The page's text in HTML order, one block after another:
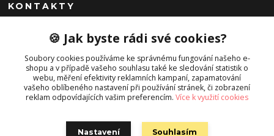
KONTAKTY
+420 725 045 865
info@campstyle.cz
🍪 Jak byste rádi své cookies?
Soubory cookies používáme ke správnému fungování našeho e-
shopu a v případě vašeho souhlasu také ke sledování statistik o
webu, měření efektivity reklamních kampaní, zapamatování
vašeho oblíbeného nastavení při používání stránek, či zobrazení
reklam odpovídajících vašim preferencím. Více k využití cookies
Nastavení Souhlasím